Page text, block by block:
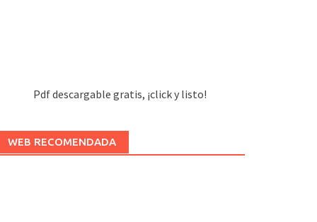
Pdf descargable gratis, ¡click y listo!
WEB RECOMENDADA